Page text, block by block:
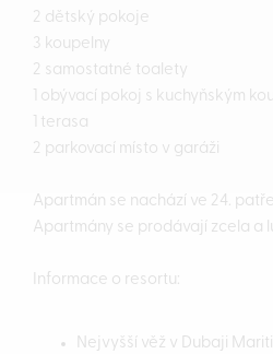
2 dětský pokoje
3 koupelny
2 samostatné toalety
1 obývací pokoj s kuchyňským
1 terasa
2 parkovací místo v garáži
Apartmán se nachází ve 24.
Apartmány se prodávají zcela a
Informace o resortu:
Nejvyšší věž v Dubaji